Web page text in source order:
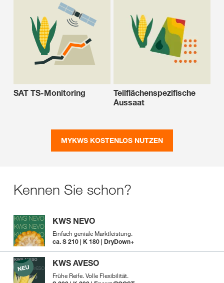
SAT TS-Monitoring
Teilflächenspezifische
Aussaat
MYKWS KOSTENLOS NUTZEN
Kennen Sie schon?
KWS NEVO
Einfach geniale Marktleistung.
ca. S 210 | K 180 | DryDown+
KWS AVESO
Frühe Reife. Volle Flexibilität.